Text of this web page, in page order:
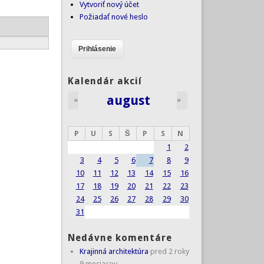
Vytvoriť nový účet
Požiadať nové heslo
Kalendár akcií
august
« »
P U S Š P S
N
1
2
3
4 5 6 7 8
9
10
11 12 13 14 15
16
17
18 19 20 21 22
23
24
25 26 27 28 29
30
31
Nedávne komentáre
Krajinná architektúra pred 2 roky